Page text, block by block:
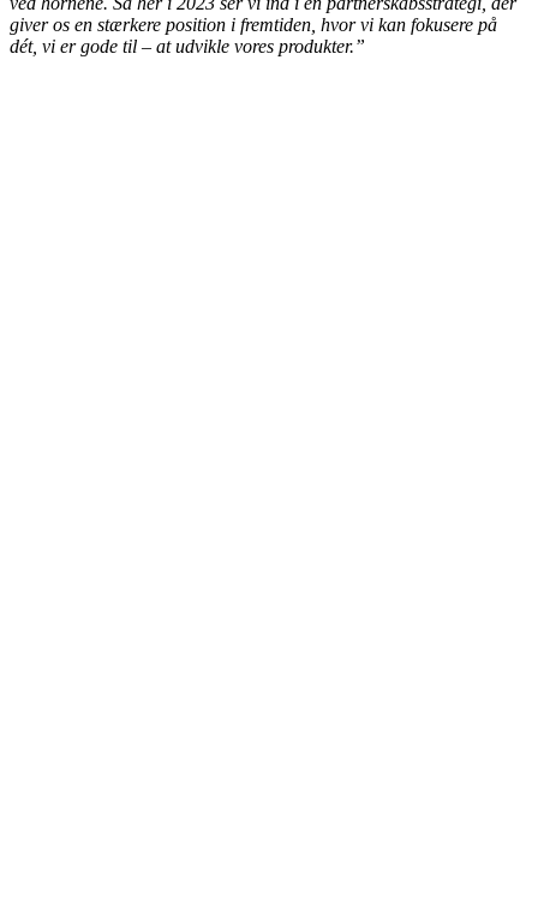
giver os en stærkere position i fremtiden, hvor vi kan fokusere på
dét, vi er gode til – at udvikle vores produkter.”